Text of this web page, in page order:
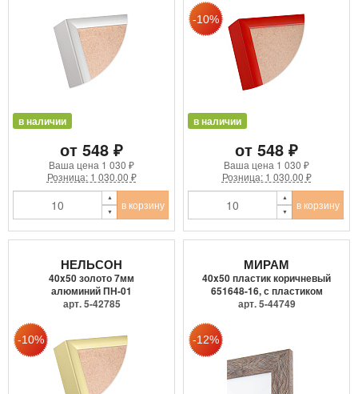
в наличии
от 548 ₽
Ваша цена 1 030 ₽
Розница: 1 030.00 ₽
в корзину
в наличии
от 548 ₽
Ваша цена 1 030 ₽
Розница: 1 030.00 ₽
в корзину
НЕЛЬСОН
40x50 золото 7мм
алюминий ПН-01
арт. 5-42785
МИРАМ
40x50 пластик коричневый
651648-16, с пластиком
арт. 5-44749